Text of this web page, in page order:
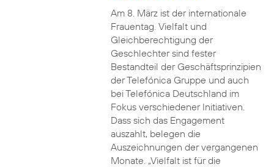
Am 8. März ist der internationale
Frauentag. Vielfalt und
Gleichberechtigung der
Geschlechter sind fester
Bestandteil der Geschäftsprinzipien
der Telefónica Gruppe und auch
bei Telefónica Deutschland im
Fokus verschiedener Initiativen.
Dass sich das Engagement
auszahlt, belegen die
Auszeichnungen der vergangenen
Monate. „Vielfalt ist für die